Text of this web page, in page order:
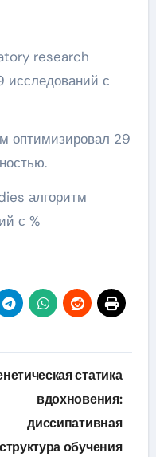
research
исследований с
оптимизировал 29
алгоритм
с %
статика
вдохновения:
диссипативная
структура обучения